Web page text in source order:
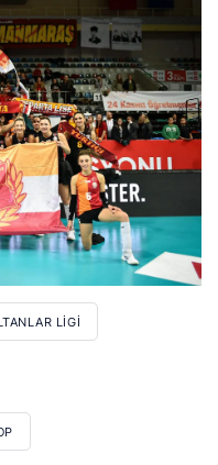
LIGI